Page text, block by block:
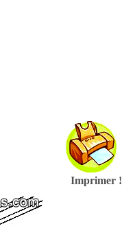
Imprimer !